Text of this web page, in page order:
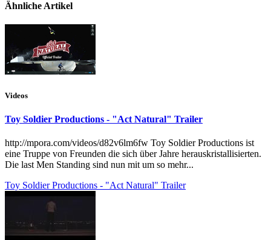
Ähnliche Artikel
Videos
Toy Soldier Productions - "Act Natural" Trailer
http://mpora.com/videos/d82v6lm6fw Toy Soldier Productions ist
eine Truppe von Freunden die sich über Jahre herauskristallisierten.
Die last Men Standing sind nun mit um so mehr...
Toy Soldier Productions - "Act Natural" Trailer